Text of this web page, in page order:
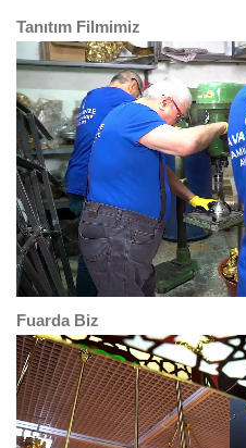
Tanıtım Filmimiz
Fuarda Biz